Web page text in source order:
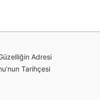
Adresi
Tarihçesi